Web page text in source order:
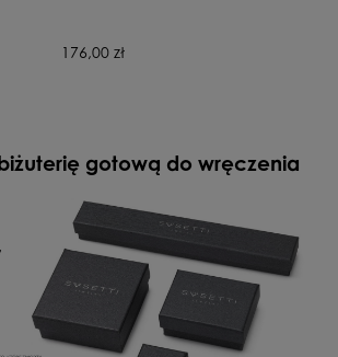
176,00 zł
gotową do wręczenia